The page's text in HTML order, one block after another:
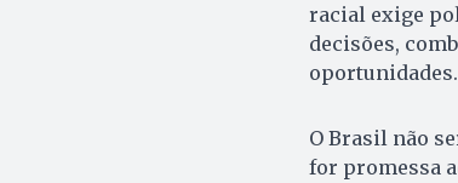
racial exige
decisões,
oportunidades.
O Brasil não
for promessa